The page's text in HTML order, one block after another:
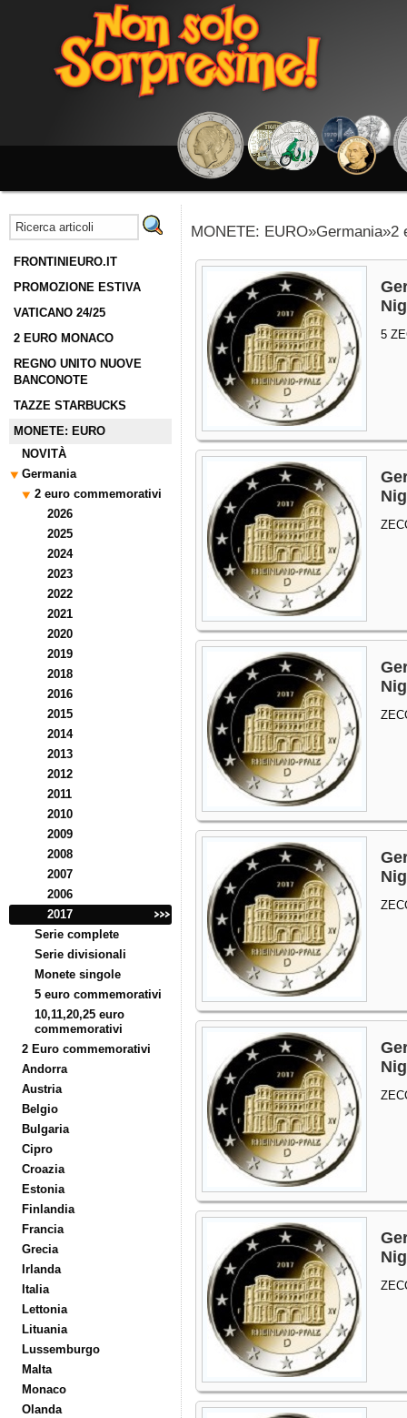
FRONTINIEURO.IT
PROMOZIONE ESTIVA
VATICANO 24/25
2 EURO MONACO
REGNO UNITO NUOVE
BANCONOTE
TAZZE STARBUCKS
MONETE: EURO
NOVITÀ
Germania
2 euro commemorativi
2026
2025
2024
2023
2022
2021
2020
2019
2018
2016
2015
2014
2013
2012
2011
2010
2009
2008
2007
2006
2017
Serie complete
Serie divisionali
Monete singole
5 euro commemorativi
10,11,20,25 euro
commemorativi
2 Euro commemorativi
Andorra
Austria
Belgio
Bulgaria
Cipro
Croazia
Estonia
Finlandia
Francia
Grecia
Irlanda
Italia
Lettonia
Lituania
Lussemburgo
Malta
Monaco
Olanda
MONETE:
5